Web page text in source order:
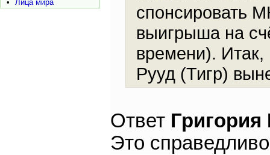
•
Лица мира
спонсировать
выигрыша на
времени).
Рууд (Тигр)
Ответ
Это